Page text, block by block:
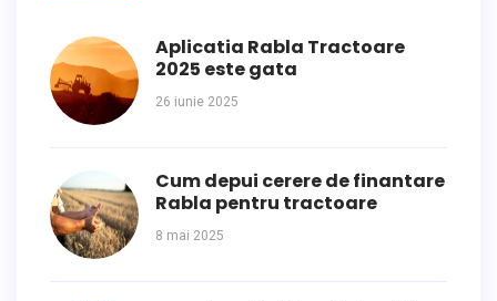
Aplicatia Rabla Tractoare
2025 este gata
26 iunie 2025
Cum depui cerere de finantare
Rabla pentru tractoare
8 mai 2025